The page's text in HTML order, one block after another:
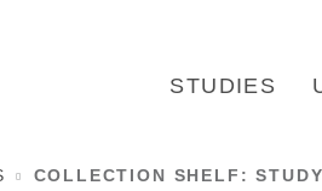
STUDIES
COLLECTION SHELF: